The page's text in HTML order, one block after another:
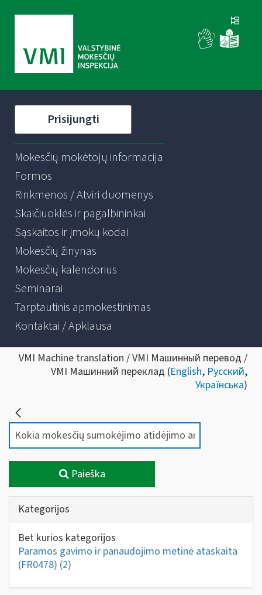
Prisijungti
Mokesčių mokėtojų informacija
Formos
Rinkmenos / Atviri duomenys
Skaičiuoklės ir pagalbininkai
Sąskaitos ir įmokų kodai
Mokesčių žinynas
Mokesčių kalendorius
Seminarai
Tarptautinis apmokestinimas
Kontaktai / Apklausa
VMI Machine translation / VMI Машинный перевод /
VMI Машинний переклад (English, Русский,
Українська)
Paieška
Kategorijos
Bet kurios kategorijos
Paramos gavimo ir panaudojimo metinė ataskaita
(FR0478) (2)